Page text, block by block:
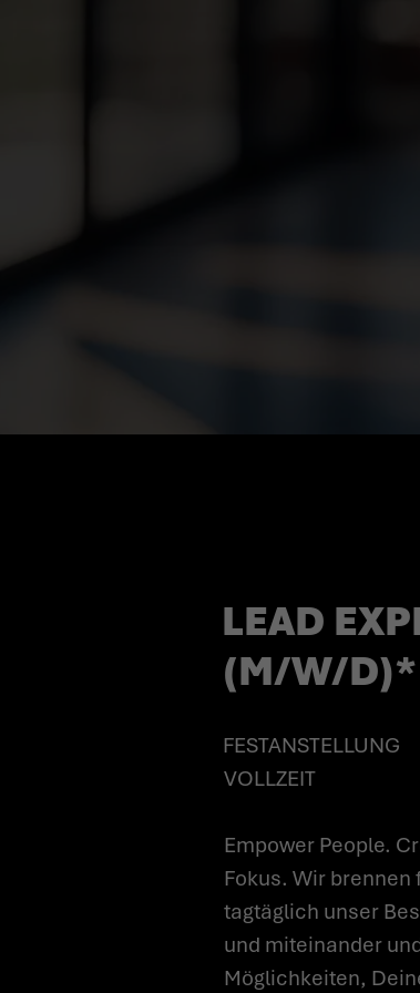
LEAD
(M/W/D)*
FESTANSTELLUNG
VOLLZEIT
Empower People.
Fokus. Wir
tagtäglich unser
und miteinander
Möglichkeiten,